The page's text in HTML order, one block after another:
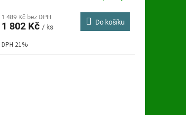
produktu
je
z
5
1 489 Kč bez DPH
1 802 Kč / ks
Do košíku
DPH 21%